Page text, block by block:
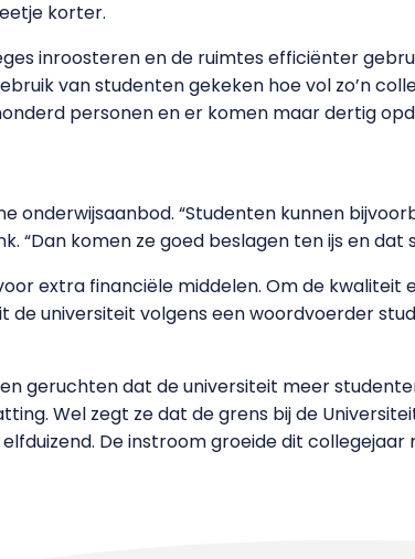
korter.
inroosteren en de ruimtes efficiënter
van studenten gekeken hoe vol zo’n
personen en er komen maar dertig
onderwijsaanbod. “Studenten kunnen
“Dan komen ze goed beslagen ten ijs en dat
extra financiële middelen. Om de kwaliteit
de universiteit volgens een woordvoerder
geruchten dat de universiteit meer
Wel zegt ze dat de grens bij de
De instroom groeide dit